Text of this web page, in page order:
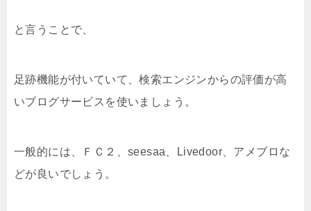
と言うことで、
足跡機能が付いていて、検索エンジンからの評価が高
いブログサービスを使いましょう。
一般的には、ＦＣ２、seesaa、Livedoor、アメブロな
どが良いでしょう。